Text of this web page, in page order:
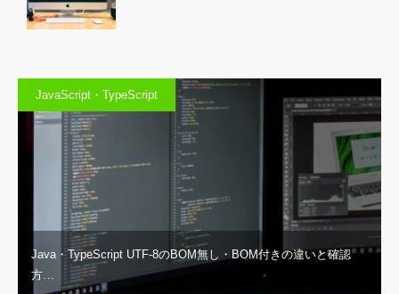
JavaScript・TypeScript
Java・TypeScript UTF-8のBOM無し・BOM付きの違いと確認
方…